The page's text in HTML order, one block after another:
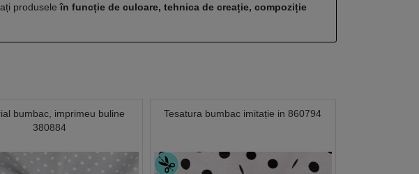
produseleîn funcție de culoare, tehnica de creație, compoziție
bumbac, imprimeu buline
380884
Tesatura bumbac imitație in 860794